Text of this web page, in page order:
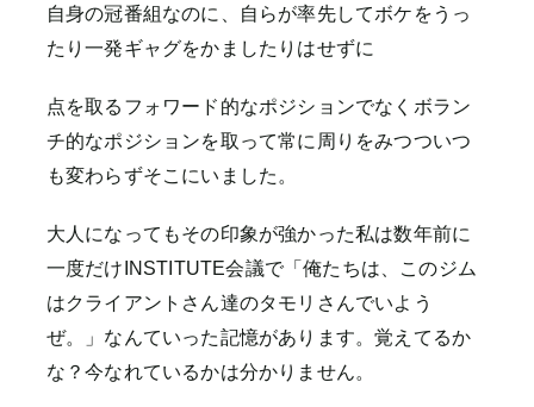
自身の冠番組なのに、自らが率先してボケをうっ
たり一発ギャグをかましたりはせずに
点を取るフォワード的なポジションでなくボラン
チ的なポジションを取って常に周りをみつついつ
も変わらずそこにいました。
大人になってもその印象が強かった私は数年前に
一度だけINSTITUTE会議で「俺たちは、このジム
はクライアントさん達のタモリさんでいよう
ぜ。」なんていった記憶があります。覚えてるか
な？今なれているかは分かりません。